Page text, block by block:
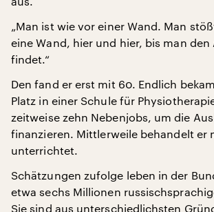
„Man ist wie vor einer Wand. Man
eine Wand, hier und hier, bis man den
findet.“
Den fand er erst mit 60. Endlich
Platz in einer Schule für
zeitweise zehn Nebenjobs, um die
finanzieren. Mittlerweile behandelt er
unterrichtet.
Schätzungen zufolge leben in der
etwa sechs Millionen
Sie sind aus unterschiedlichsten